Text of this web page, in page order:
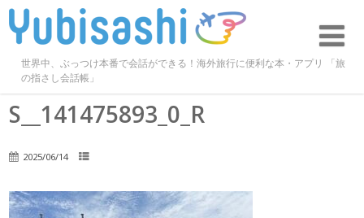
世界中、ぶっつけ本番で会話ができる！海外旅行に便利な本・アプリ 「旅
の指さし会話帳」
S__141475893_0_R
2025/06/14